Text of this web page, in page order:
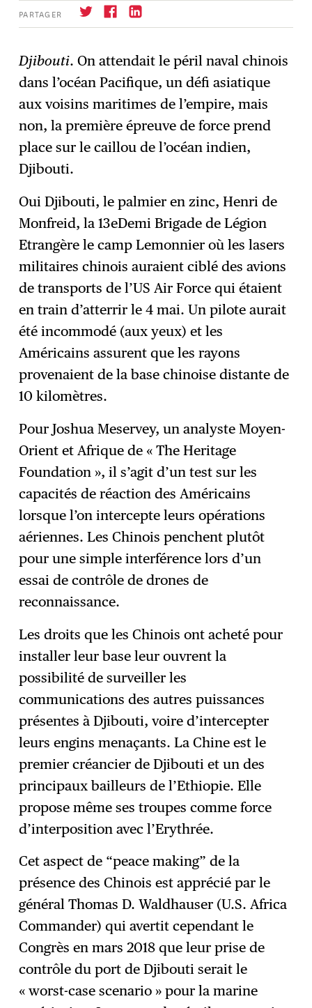
PARTAGER
→ S'abonner
Djibouti. On attendait le péril naval chinois
dans l’océan Pacifique, un défi asiatique
aux voisins maritimes de l’empire, mais
non, la première épreuve de force prend
place sur le caillou de l’océan indien,
Djibouti.
Oui Djibouti, le palmier en zinc, Henri de
Monfreid, la 13eDemi Brigade de Légion
Etrangère le camp Lemonnier où les lasers
militaires chinois auraient ciblé des avions
de transports de l’US Air Force qui étaient
en train d’atterrir le 4 mai. Un pilote aurait
été incommodé (aux yeux) et les
Américains assurent que les rayons
provenaient de la base chinoise distante de
10 kilomètres.
Pour Joshua Meservey, un analyste Moyen-
Orient et Afrique de « The Heritage
Foundation », il s’agit d’un test sur les
capacités de réaction des Américains
lorsque l’on intercepte leurs opérations
aériennes. Les Chinois penchent plutôt
pour une simple interférence lors d’un
essai de contrôle de drones de
reconnaissance.
Les droits que les Chinois ont acheté pour
installer leur base leur ouvrent la
possibilité de surveiller les
communications des autres puissances
présentes à Djibouti, voire d’intercepter
leurs engins menaçants. La Chine est le
premier créancier de Djibouti et un des
principaux bailleurs de l’Ethiopie. Elle
propose même ses troupes comme force
d’interposition avec l’Erythrée.
Cet aspect de “peace making” de la
présence des Chinois est apprécié par le
général Thomas D. Waldhauser (U.S. Africa
Commander) qui avertit cependant le
Congrès en mars 2018 que leur prise de
contrôle du port de Djibouti serait le
« worst-case scenario » pour la marine